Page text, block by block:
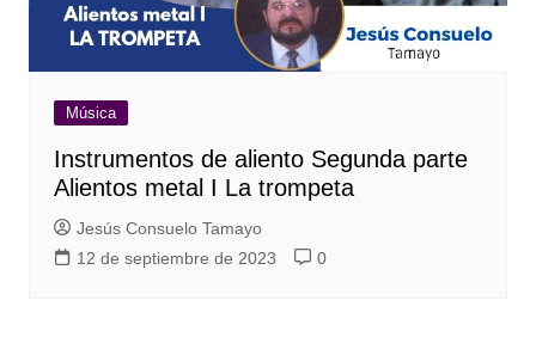
Música
Instrumentos de aliento Segunda parte
Alientos metal I La trompeta
Jesús Consuelo Tamayo
12 de septiembre de 2023
0